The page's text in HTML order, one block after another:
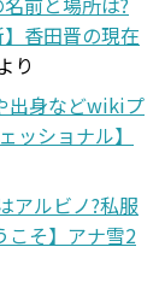
】香田晋の現在
り
出身などwikiプ
ッショナル】
アルビノ?私服
こそ】アナ雪2